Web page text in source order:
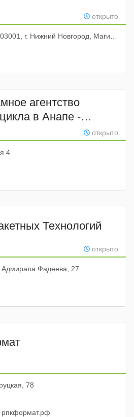
открыто
Магистратская, д.8/8, 603086, г. Нижний Новгород, улица Бетанкура, 6
агентство
в Анапе -
🎯
открыто
4
Технологий
открыто
Адмирала Фадеева, 27
78
рпкформат.рф